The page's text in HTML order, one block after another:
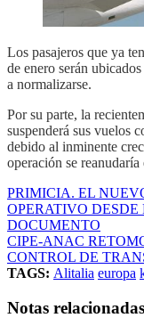
Los pasajeros que ya
de enero serán
a normalizarse.
Por su parte, la
suspenderá sus vuelos
debido al inminente
operación se reanudaría
PRIMICIA. EL
OPERATIVO DESDE
DOCUMENTO
CIPE-ANAC
CONTROL DE
TAGS: Alitalia europa
Notas relacionadas